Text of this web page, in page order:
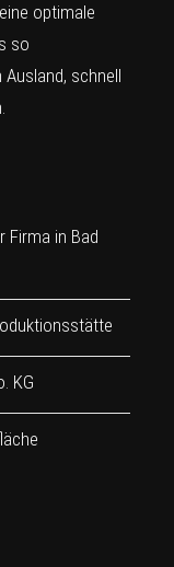
optimale
so
schnell
Firma in Bad
KG